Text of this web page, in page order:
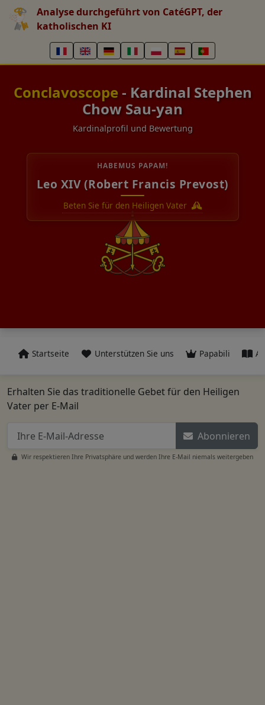
Analyse durchgeführt von CatéGPT, der
katholischen KI
Conclavoscope - Kardinal Stephen
Chow Sau-yan
Kardinalprofil und Bewertung
HABEMUS PAPAM!
Leo XIV (Robert Francis Prevost)
Beten Sie für den Heiligen Vater
Startseite Unterstützen Sie uns Papabili
Erhalten Sie das traditionelle Gebet für den Heiligen
Vater per E-Mail
Abonnieren
Wir respektieren Ihre Privatsphäre und werden Ihre E-Mail niemals weitergeben